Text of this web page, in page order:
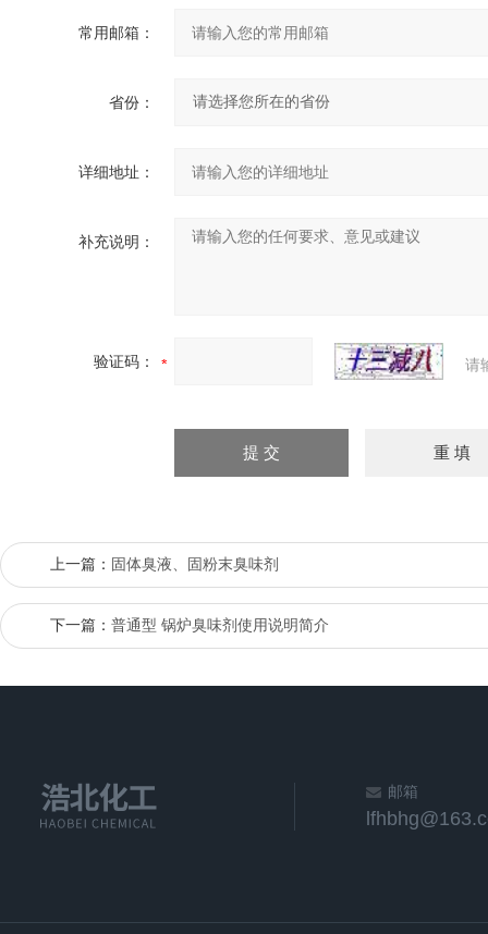
常用邮箱：
省份：
详细地址：
补充说明：
验证码： 请
上一篇： 固体臭液、固粉末臭味剂
下一篇： 普通型 锅炉臭味剂使用说明简介
邮箱